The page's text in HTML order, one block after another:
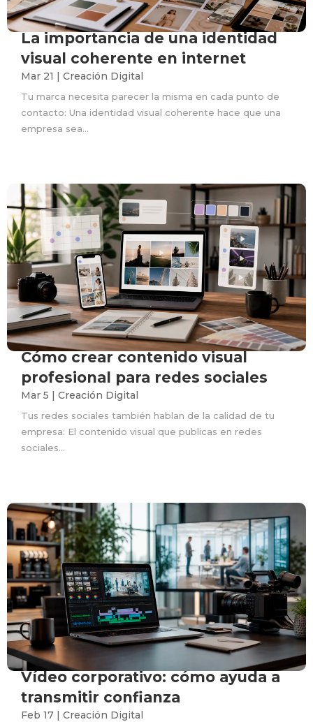
La importancia de una identidad
visual coherente en internet
Mar 21 |Creación Digital
Tu marca necesita parecer la misma en cada punto de
contacto: Una identidad visual coherente hace que una
empresa sea...
Cómo crear contenido visual
profesional para redes sociales
Mar 5 |Creación Digital
Tus redes sociales también hablan de la calidad de tu
empresa: El contenido visual que publicas en redes
sociales...
Vídeo corporativo: cómo ayuda a
transmitir confianza
Feb 17 |Creación Digital